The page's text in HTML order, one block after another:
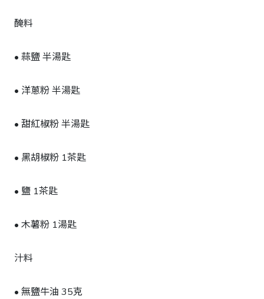
醃料
• 蒜鹽 半湯匙
• 洋蔥粉 半湯匙
• 甜紅椒粉 半湯匙
• 黑胡椒粉 1茶匙
• 鹽 1茶匙
• 木薯粉 1湯匙
汁料
• 無鹽牛油 35克